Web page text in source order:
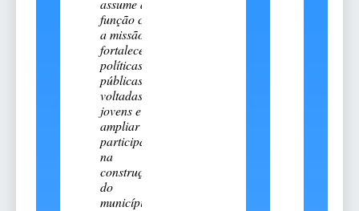
função com
a missão de
fortalecer
políticas
públicas
voltadas aos
jovens e
ampliar sua
participação
na
construção
do
município